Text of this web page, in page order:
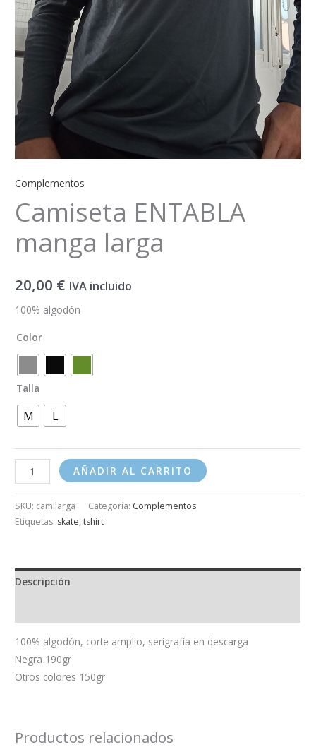
Complementos
Camiseta ENTABLA
manga larga
20,00 € IVA incluido
100% algodón
Color
Talla
M L
AÑADIR AL CARRITO
SKU: camilarga Categoría: Complementos
Etiquetas: skate,tshirt
Descripción
100% algodón, corte amplio, serigrafía en descarga
Negra 190gr
Otros colores 150gr
Productos relacionados